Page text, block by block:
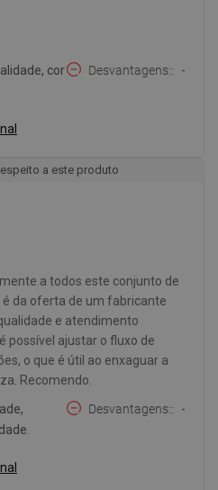
cor
Desvantagens: -
a este produto
a todos este conjunto de
é da oferta de um fabricante
e atendimento
possível ajustar o fluxo de
o que é útil ao enxaguar a
Recomendo.
Desvantagens: -